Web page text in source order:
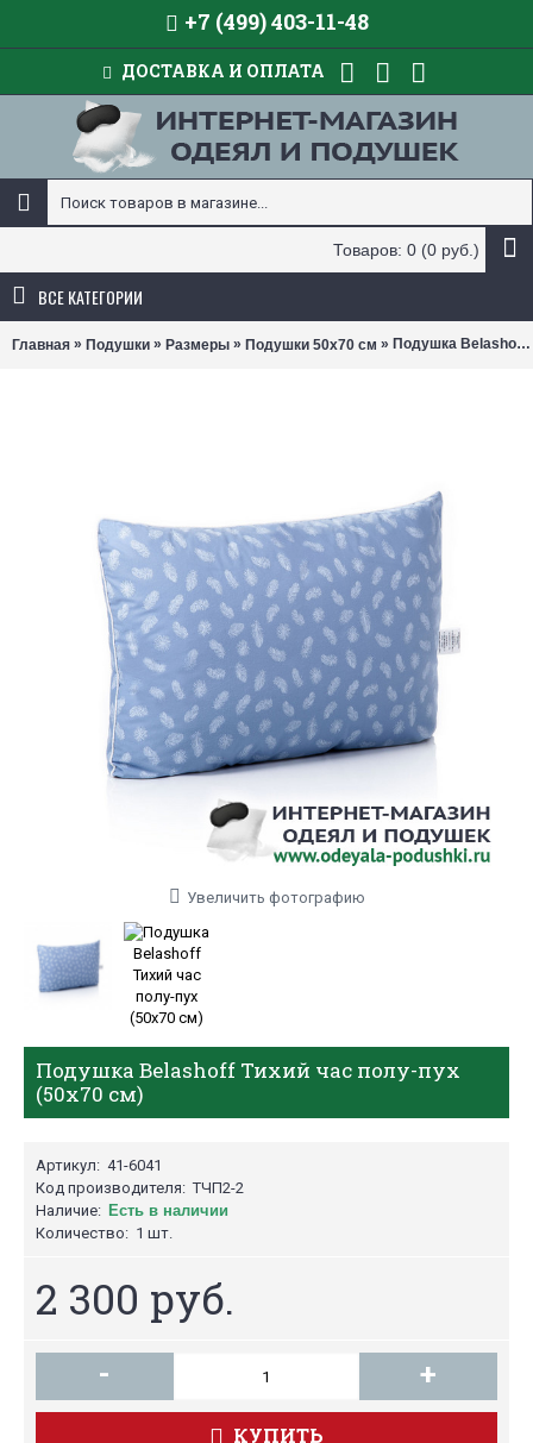
+7 (499) 403-11-48
ДОСТАВКА И ОПЛАТА
Товаров: 0 (0 руб.)
ВСЕ КАТЕГОРИИ
Главная » Подушки » Размеры » Подушки 50х70 см » Подушка Belashoff Тихий час полу-пух (размер 50х70 см)
Увеличить фотографию
Подушка Belashoff Тихий час полу-пух
(50х70 см)
Артикул: 41-6041
Код производителя: ТЧП2-2
Наличие: Есть в наличии
Количество: 1 шт.
2 300 руб.
- +
КУПИТЬ